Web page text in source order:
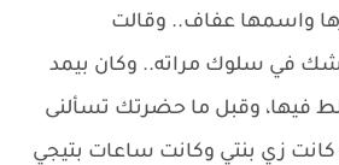
واسمها عفاف.. وقالت
في سلوك مراته.. وكان بيمد
فيها، وقبل ما حضرتك تسألنى
زي بنتي وكانت ساعات بتيجي